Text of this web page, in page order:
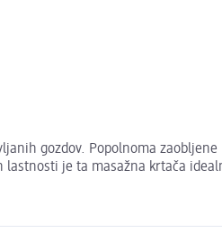
gozdov. Popolnoma
je ta masažna krtača